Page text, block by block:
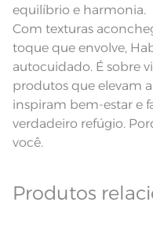
equilíbrio e harmonia.
Com texturas
toque que envolve,
autocuidado. É sobre
produtos que elevam
inspiram bem-estar e
verdadeiro refúgio.
você.
Produtos